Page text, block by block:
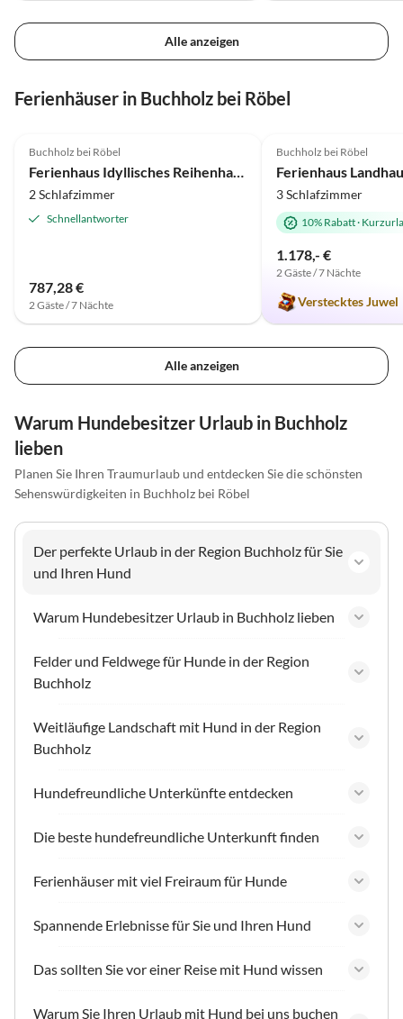
Alle anzeigen
Ferienhäuser in Buchholz bei Röbel
Buchholz bei Röbel
Ferienhaus Idyllisches Reihenhaus mit WLAN in Buchholz am Müritzsee
2 Schlafzimmer
Schnellantworter
787,28 €
2 Gäste / 7 Nächte
Buchholz bei Röbel
3 Schlafzimmer
10% Rabatt·
1.178,- €
2 Gäste / 7 Nächte
Verstecktes Juwel
Alle anzeigen
Warum Hundebesitzer Urlaub in Buchholz
lieben
Planen Sie Ihren Traumurlaub und entdecken Sie die schönsten
Sehenswürdigkeiten in Buchholz bei Röbel
Der perfekte Urlaub in der Region Buchholz für Sie
und Ihren Hund
Warum Hundebesitzer Urlaub in Buchholz lieben
Felder und Feldwege für Hunde in der Region
Buchholz
Weitläufige Landschaft mit Hund in der Region
Buchholz
Hundefreundliche Unterkünfte entdecken
Die beste hundefreundliche Unterkunft finden
Ferienhäuser mit viel Freiraum für Hunde
Spannende Erlebnisse für Sie und Ihren Hund
Das sollten Sie vor einer Reise mit Hund wissen
Warum Sie Ihren Urlaub mit Hund bei uns buchen